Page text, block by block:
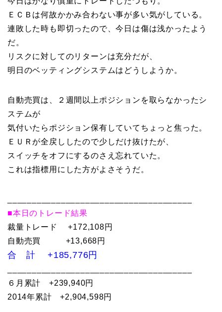
ＥＣＢは何故かかみ合わない事が多い気がしている。
連敗した時も即切ったので、今日は傷は浅かったよう
だ。
リスクに対してのリターンは充分だが、
明日のベッティングシステムはどうしようか。
自動売買は、２週間以上ポジションを取らなかったシ
ステムが
気付いたらポジション保有していてちょっと焦った。
ＥＵＲが全戻ししたので少しだけ抜けたが、
スイッチをオフにするのさえ忘れていた。
これは指標用にした方がよさそうだ。
■本日のトレード結果
裁量トレード +172,108円
自動売買 +13,668円
合 計 +185,776円
６月累計 +239,940円
2014年累計 +2,904,598円